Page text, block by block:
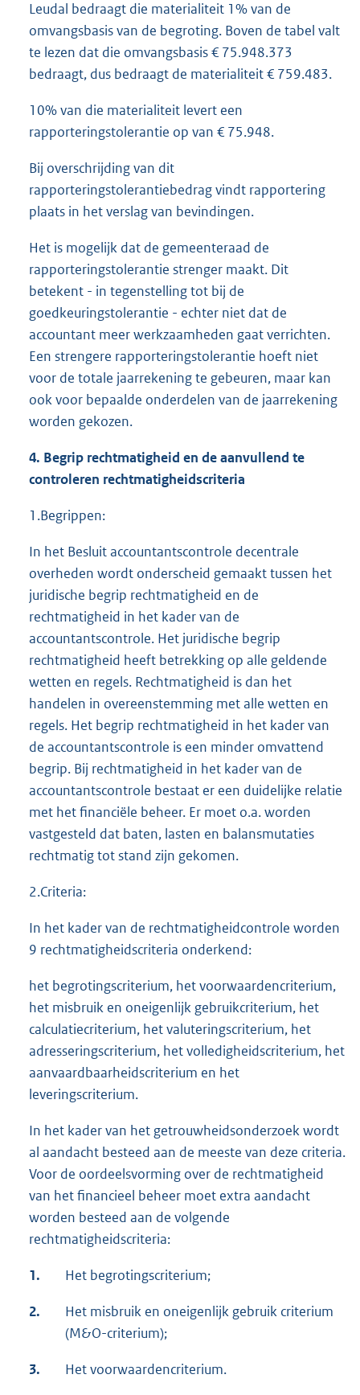
Leudal bedraagt die materialiteit 1% van de
omvangsbasis van de begroting. Boven de tabel valt
te lezen dat die omvangsbasis € 75.948.373
bedraagt, dus bedraagt de materialiteit € 759.483.
10% van die materialiteit levert een
rapporteringstolerantie op van € 75.948.
Bij overschrijding van dit
rapporteringstolerantiebedrag vindt rapportering
plaats in het verslag van bevindingen.
Het is mogelijk dat de gemeenteraad de
rapporteringstolerantie strenger maakt. Dit
betekent - in tegenstelling tot bij de
goedkeuringstolerantie - echter niet dat de
accountant meer werkzaamheden gaat verrichten.
Een strengere rapporteringstolerantie hoeft niet
voor de totale jaarrekening te gebeuren, maar kan
ook voor bepaalde onderdelen van de jaarrekening
worden gekozen.
4. Begrip rechtmatigheid en de aanvullend te
controleren rechtmatigheidscriteria
1.Begrippen:
In het Besluit accountantscontrole decentrale
overheden wordt onderscheid gemaakt tussen het
juridische begrip rechtmatigheid en de
rechtmatigheid in het kader van de
accountantscontrole. Het juridische begrip
rechtmatigheid heeft betrekking op alle geldende
wetten en regels. Rechtmatigheid is dan het
handelen in overeenstemming met alle wetten en
regels. Het begrip rechtmatigheid in het kader van
de accountantscontrole is een minder omvattend
begrip. Bij rechtmatigheid in het kader van de
accountantscontrole bestaat er een duidelijke relatie
met het financiële beheer. Er moet o.a. worden
vastgesteld dat baten, lasten en balansmutaties
rechtmatig tot stand zijn gekomen.
2.Criteria:
In het kader van de rechtmatigheidcontrole worden
9 rechtmatigheidscriteria onderkend:
het begrotingscriterium, het voorwaardencriterium,
het misbruik en oneigenlijk gebruikcriterium, het
calculatiecriterium, het valuteringscriterium, het
adresseringscriterium, het volledigheidscriterium, het
aanvaardbaarheidscriterium en het
leveringscriterium.
In het kader van het getrouwheidsonderzoek wordt
al aandacht besteed aan de meeste van deze criteria.
Voor de oordeelsvorming over de rechtmatigheid
van het financieel beheer moet extra aandacht
worden besteed aan de volgende
rechtmatigheidscriteria:
1. Het begrotingscriterium;
2.
Het misbruik en oneigenlijk gebruik criterium
(M&O-criterium);
3. Het voorwaardencriterium.